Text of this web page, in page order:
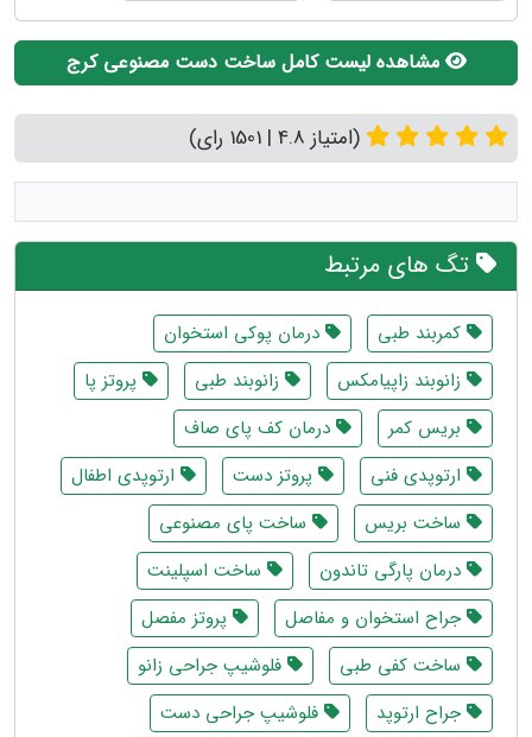
مشاهده لیست کامل ساخت دست مصنوعی کرج
(امتیاز 4.8 | 1501 رای)
تگ های مرتبط
کمربند طبی
درمان پوکی استخوان
زانوبند زاپیامکس
زانوبند طبی
پروتز پا
بریس کمر
درمان کف پای صاف
ارتوپدی فنی
پروتز دست
ارتوپدی اطفال
ساخت بریس
ساخت پای مصنوعی
درمان پارگی تاندون
ساخت اسپلینت
جراح استخوان و مفاصل
پروتز مفصل
ساخت کفی طبی
فلوشیپ جراحی زانو
جراح ارتوپد
فلوشیپ جراحی دست